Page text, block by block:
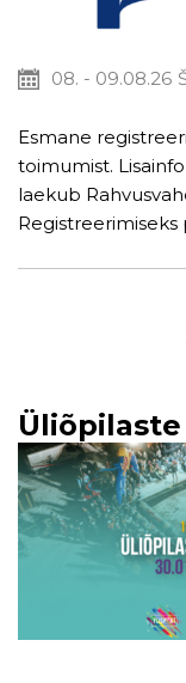
08. - 09.08.26
Esmane
toimumist.
laekub
Registreerimiseks